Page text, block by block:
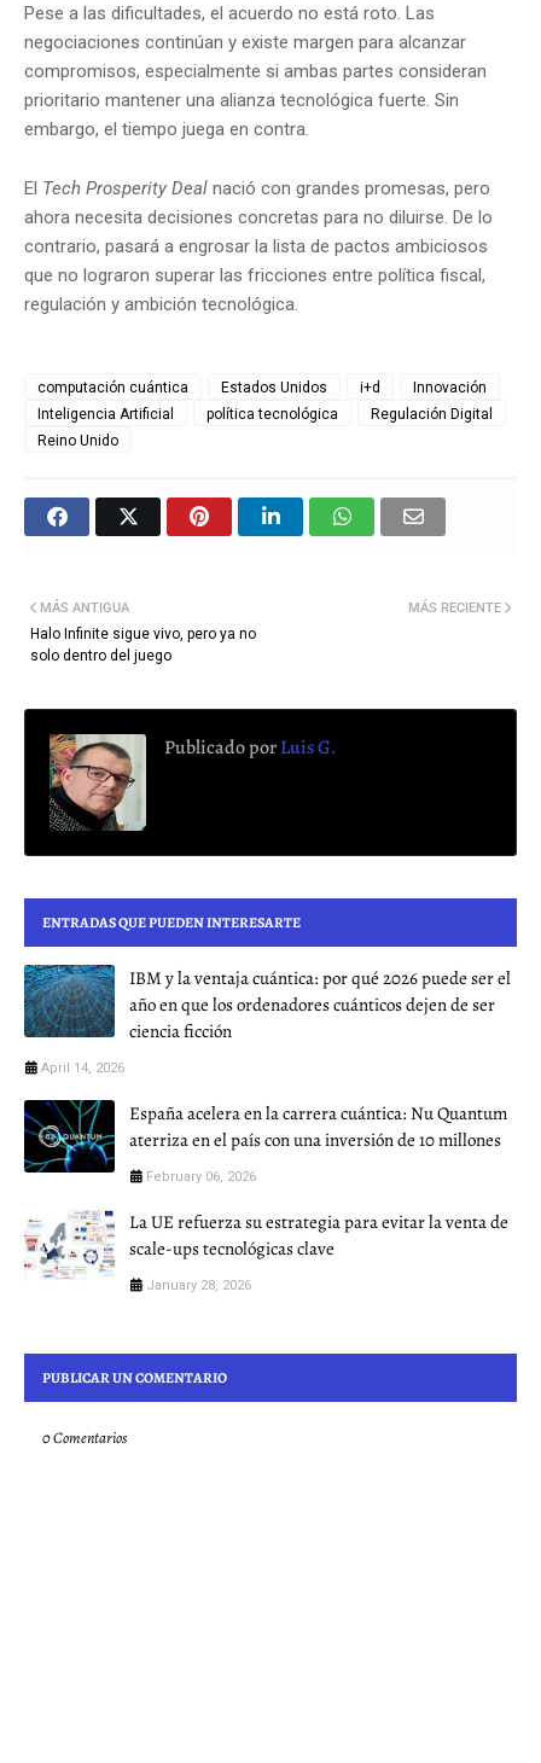
Pese a las dificultades, el acuerdo no está roto. Las
negociaciones continúan y existe margen para alcanzar
compromisos, especialmente si ambas partes consideran
prioritario mantener una alianza tecnológica fuerte. Sin
embargo, el tiempo juega en contra.
El Tech Prosperity Deal nació con grandes promesas, pero
ahora necesita decisiones concretas para no diluirse. De lo
contrario, pasará a engrosar la lista de pactos ambiciosos
que no lograron superar las fricciones entre política fiscal,
regulación y ambición tecnológica.
computación cuántica Estados Unidos i+d
Innovación
Inteligencia Artificial
política tecnológica
Regulación Digital
Reino Unido
MÁS RECIENTE
MÁS ANTIGUA
Halo Infinite sigue vivo, pero ya no
solo dentro del juego
Publicado porLuis G.
ENTRADAS QUE PUEDEN INTERESARTE
IBM y la ventaja cuántica: por qué 2026 puede ser el
año en que los ordenadores cuánticos dejen de ser
ciencia ficción
April 14, 2026
España acelera en la carrera cuántica: Nu Quantum
aterriza en el país con una inversión de 10 millones
February 06, 2026
La UE refuerza su estrategia para evitar la venta de
scale-ups tecnológicas clave
January 28, 2026
PUBLICAR UN COMENTARIO
0 Comentarios